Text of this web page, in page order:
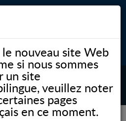
nouveau site Web
si nous sommes
un site
veuillez noter
pages
en ce moment.
Accessibilité A- A+ English
MENU
cliniques Wellness Emotional Health